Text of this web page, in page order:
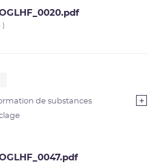
)
de substances